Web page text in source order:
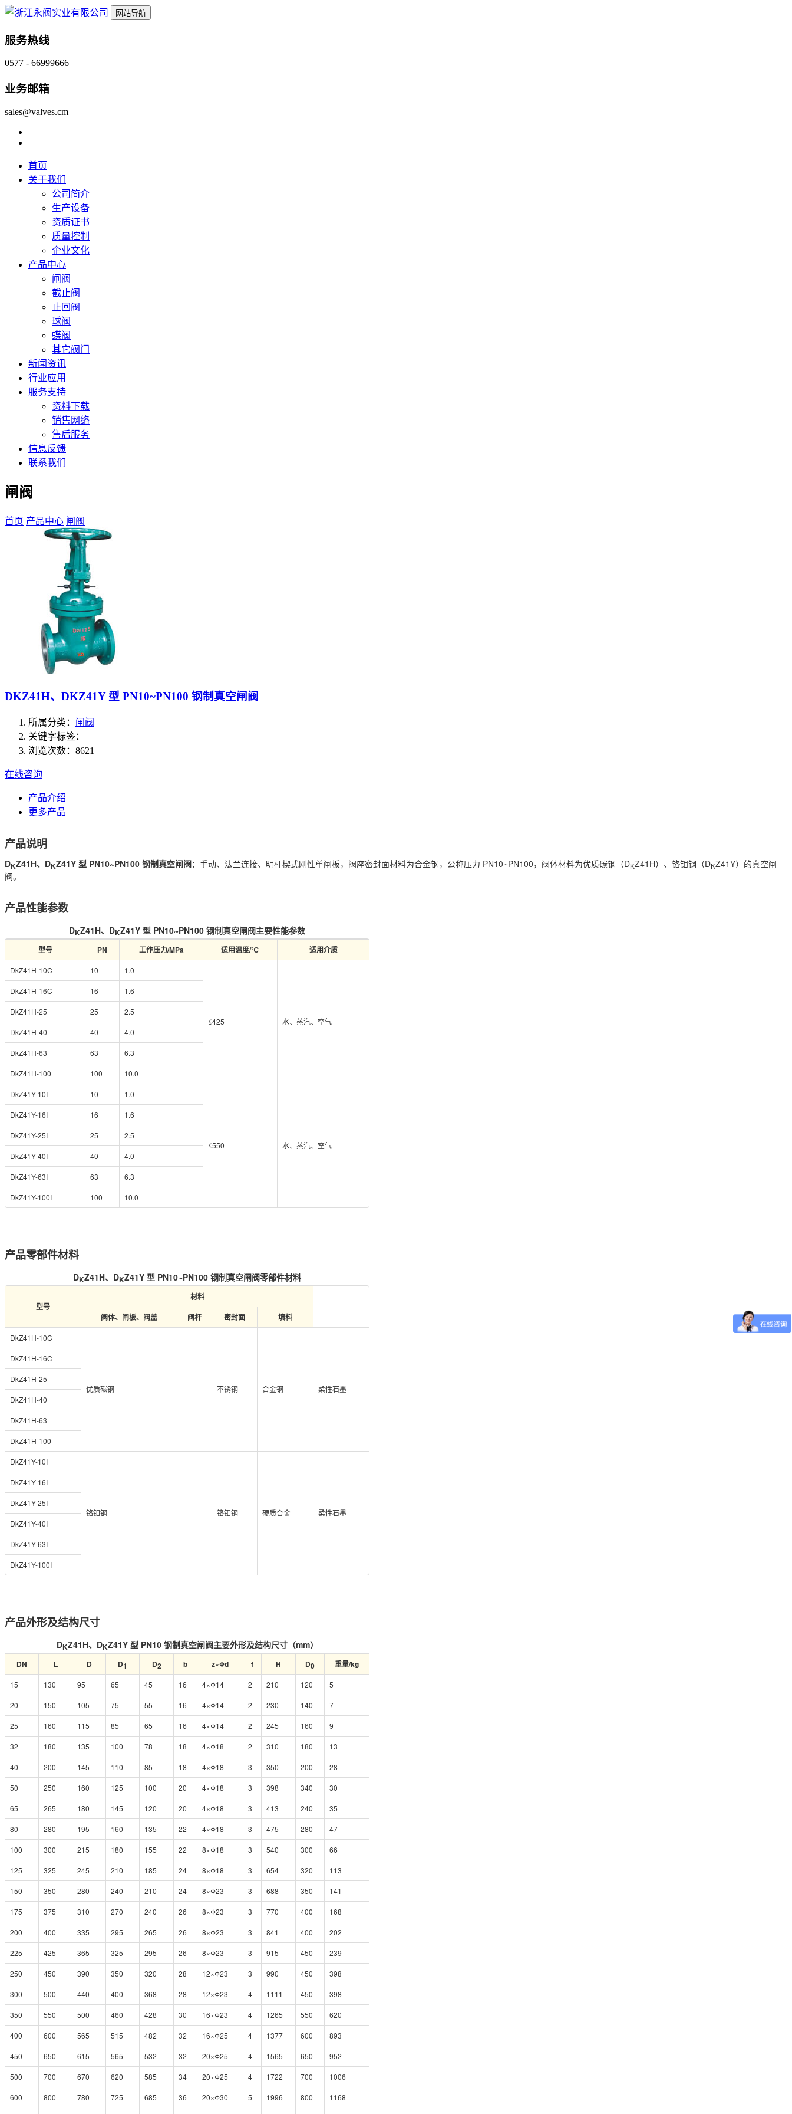
网站导航
服务热线
0577 - 66999666
业务邮箱
sales@valves.cm
首页
关于我们
公司简介
生产设备
资质证书
质量控制
企业文化
产品中心
闸阀
截止阀
止回阀
球阀
蝶阀
其它阀门
新闻资讯
行业应用
服务支持
资料下载
销售网络
售后服务
信息反馈
联系我们
闸阀
首页 产品中心 闸阀
DKZ41H、DKZ41Y 型 PN10~PN100 钢制真空闸阀
所属分类： 闸阀
关键字标签：
浏览次数：8621
在线咨询
产品介绍
更多产品
产品说明
DKZ41H、DKZ41Y 型 PN10~PN100 钢制真空闸阀：手动、法兰连接、明杆楔式刚性单闸板，阀座密封面材料为合金钢，公称压力 PN10~PN100，阀体材料为优质碳钢（DKZ41H）、铬钼钢（DKZ41Y）的真空闸
阀。
产品性能参数
DKZ41H、DKZ41Y 型 PN10~PN100 钢制真空闸阀主要性能参数
型号 PN 工作压力/MPa 适用温度/℃ 适用介质
DkZ41H-10C 10 1.0
≤425 水、蒸汽、空气
DkZ41H-16C 16 1.6
DkZ41H-25 25 2.5
DkZ41H-40 40 4.0
DkZ41H-63 63 6.3
DkZ41H-100 100 10.0
DkZ41Y-10I 10 1.0
≤550 水、蒸汽、空气
DkZ41Y-16I 16 1.6
DkZ41Y-25I 25 2.5
DkZ41Y-40I 40 4.0
DkZ41Y-63I 63 6.3
DkZ41Y-100I 100 10.0
产品零部件材料
DKZ41H、DKZ41Y 型 PN10~PN100 钢制真空闸阀零部件材料
型号
材料
阀体、闸板、阀盖
阀杆 密封面 填料
DkZ41H-10C
优质碳钢 不锈钢 合金钢 柔性石墨
DkZ41H-16C
DkZ41H-25
DkZ41H-40
DkZ41H-63
DkZ41H-100
DkZ41Y-10I
铬钼钢 铬钼钢 硬质合金 柔性石墨
DkZ41Y-16I
DkZ41Y-25I
DkZ41Y-40I
DkZ41Y-63I
DkZ41Y-100I
产品外形及结构尺寸
DKZ41H、DKZ41Y 型 PN10 钢制真空闸阀主要外形及结构尺寸（mm）
DN L D D1 D2 b z×Φd f H D0 重量/kg
15 130 95 65 45 16 4×Φ14 2 210 120 5
20 150 105 75 55 16 4×Φ14 2 230 140 7
25 160 115 85 65 16 4×Φ14 2 245 160 9
32 180 135 100 78 18 4×Φ18 2 310 180 13
40 200 145 110 85 18 4×Φ18 3 350 200 28
50 250 160 125 100 20 4×Φ18 3 398 340 30
65 265 180 145 120 20 4×Φ18 3 413 240 35
80 280 195 160 135 22 4×Φ18 3 475 280 47
100 300 215 180 155 22 8×Φ18 3 540 300 66
125 325 245 210 185 24 8×Φ18 3 654 320 113
150 350 280 240 210 24 8×Φ23 3 688 350 141
175 375 310 270 240 26 8×Φ23 3 770 400 168
200 400 335 295 265 26 8×Φ23 3 841 400 202
225 425 365 325 295 26 8×Φ23 3 915 450 239
250 450 390 350 320 28 12×Φ23 3 990 450 398
300 500 440 400 368 28 12×Φ23 4 1111 450 398
350 550 500 460 428 30 16×Φ23 4 1265 550 620
400 600 565 515 482 32 16×Φ25 4 1377 600 893
450 650 615 565 532 32 20×Φ25 4 1565 650 952
500 700 670 620 585 34 20×Φ25 4 1722 700 1006
600 800 780 725 685 36 20×Φ30 5 1996 800 1168